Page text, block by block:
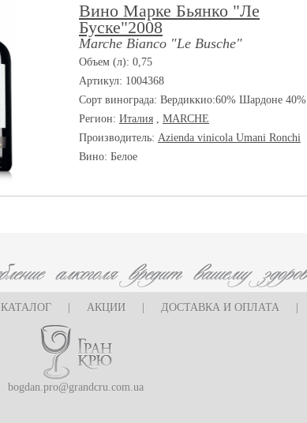
Вино Марке Бьянко "Ле
Буске"2008
Marche Bianco "Le Busche"
Объем (л): 0,75
Артикул: 1004368
Сорт винограда: Вердиккио:60% Шардоне 40%
Регион: Италия , MARCHE
Производитель: Azienda vinicola Umani Ronchi
Вино: Белое
КАТАЛОГ АКЦИИ ДОСТАВКА И ОПЛАТА
bogdan.pro@grandcru.com.ua